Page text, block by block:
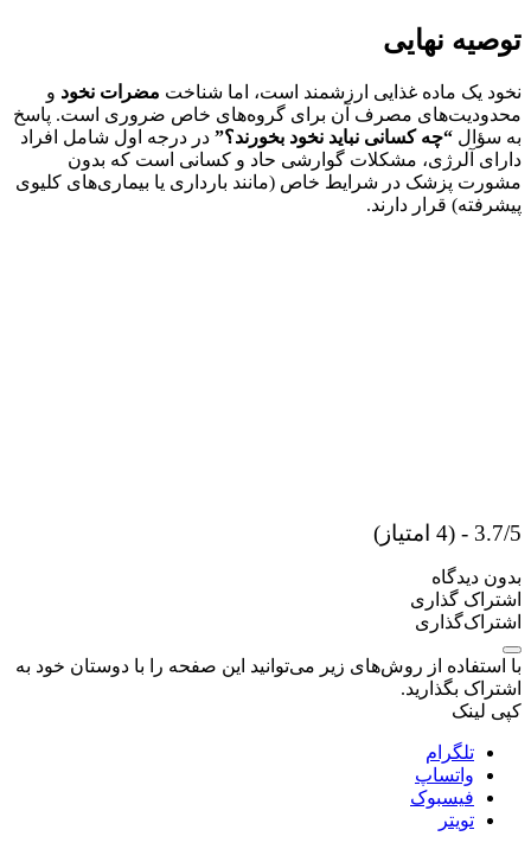
توصیه نهایی
نخود یک ماده غذایی ارزشمند است، اما شناخت مضرات نخود و
محدودیت‌های مصرف آن برای گروه‌های خاص ضروری است. پاسخ
به سؤال “چه کسانی نباید نخود بخورند؟” در درجه اول شامل افراد
دارای آلرژی، مشکلات گوارشی حاد و کسانی است که بدون
مشورت پزشک در شرایط خاص (مانند بارداری یا بیماری‌های کلیوی
پیشرفته) قرار دارند.
3.7/5 - (4 امتیاز)
بدون دیدگاه
اشتراک گذاری
اشتراک‌گذاری
با استفاده از روش‌های زیر می‌توانید این صفحه را با دوستان خود به
اشتراک بگذارید.
کپی لینک
تلگرام
واتساپ
فیسبوک
تویتر